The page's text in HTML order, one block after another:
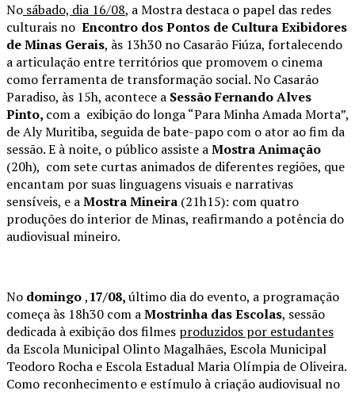
No sábado, dia 16/08, a Mostra destaca o papel das redes
culturais no Encontro dos Pontos de Cultura Exibidores
de Minas Gerais, às 13h30 no Casarão Fiúza, fortalecendo
a articulação entre territórios que promovem o cinema
como ferramenta de transformação social. No Casarão
Paradiso, às 15h, acontece a Sessão Fernando Alves
Pinto, com a exibição do longa “Para Minha Amada Morta”,
de Aly Muritiba, seguida de bate-papo com o ator ao fim da
sessão. E à noite, o público assiste aMostra Animação
(20h), com sete curtas animados de diferentes regiões, que
encantam por suas linguagens visuais e narrativas
sensíveis, e aMostra Mineira (21h15): com quatro
produções do interior de Minas, reafirmando a potência do
audiovisual mineiro.
No domingo,17/08,último dia do evento, a programação
começa às 18h30 com aMostrinha das Escolas, sessão
dedicada à exibição dos filmes produzidos por estudantes
da Escola Municipal Olinto Magalhães, Escola Municipal
Teodoro Rocha e Escola Estadual Maria Olímpia de Oliveira.
Como reconhecimento e estímulo à criação audiovisual no